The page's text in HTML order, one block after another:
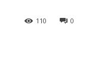
0
110